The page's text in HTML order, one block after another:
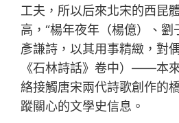
工夫，所以后來北宋的西昆
高，“楊年夜年（楊億）、
彥謙詩，以其用事精緻，對
《石林詩話》卷中）——本
絡接觸唐宋兩代詩歌創作的
蹤關心的文學史信息。